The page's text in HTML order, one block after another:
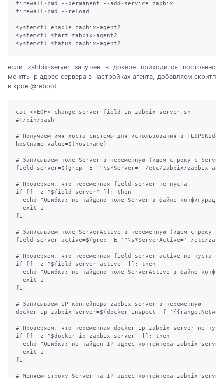
firewall-cmd --permanent --add-service=zabbix
firewall-cmd --reload
systemctl enable zabbix-agent2
systemctl start zabbix-agent2
systemctl status zabbix-agent2
если zabbix-server запушен в докере приходится постоянно
менять ip адрес сервера в настройках агента, добавляем скритп
в крон @reboot
cat <<EOF> change_server_field_in_zabbix_server.sh
#!/bin/bash
# Получаем имя хоста системы для использования в
hostname_value=$(hostname)
# Записываем поле Server в переменную (ищем строку с
field_server=$(grep -E '^\s*Server=' /etc/zabbix/
# Проверяем, что переменная field_server не пуста
if [[ -z "$field_server" ]]; then
echo "Ошибка: не найдено поле Server в файле
  exit 1
fi
# Записываем поле ServerActive в переменную (ищем строку
field_server_active=$(grep -E '^\s*ServerActive=' /etc/
# Проверяем, что переменная field_server_active не пуста
if [[ -z "$field_server_active" ]]; then
echo "Ошибка: не найдено поле ServerActive в файле
  exit 1
fi
# Записываем IP контейнера zabbix-server в переменную
docker_ip_zabbix_server=$(docker inspect -f
# Проверяем, что переменная docker_ip_zabbix_server не
if [[ -z "$docker_ip_zabbix_server" ]]; then
echo "Ошибка: не найден IP адрес контейнера zabbix-
  exit 1
fi
# Меняем строку Server на IP адрес контейнера zabbix-server